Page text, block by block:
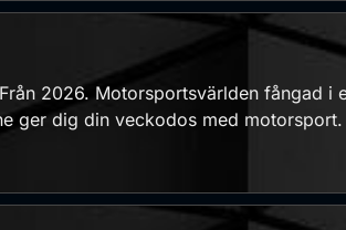
2026. Motorsportsvärlden fångad
ger dig din veckodos med motorsport.